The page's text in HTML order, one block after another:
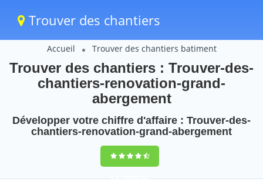
Trouver des chantiers
Accueil Trouver des chantiers batiment
Trouver des chantiers : Trouver-des-
chantiers-renovation-grand-
abergement
Développer votre chiffre d'affaire : Trouver-des-
chantiers-renovation-grand-abergement
9,5(100%)82